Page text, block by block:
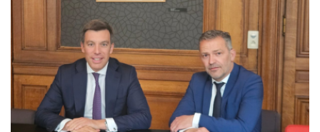
VLAANDEREN
VOOR
JOUW
ONDERNEMING?